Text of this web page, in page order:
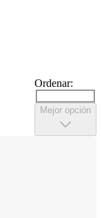
Ordenar:
Mejor opción